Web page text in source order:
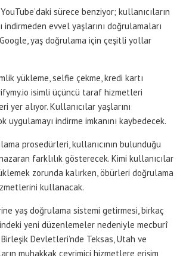
sürece benziyor; kullanıcıların
evvel yaşlarını doğrulamaları
yaş doğrulama için çeşitli yollar
yükleme, selfie çekme, kredi kartı
isimli üçüncü taraf hizmetleri
yer alıyor. Kullanıcılar yaşlarını
uygulamayı indirme imkanını kaybedecek.
prosedürleri, kullanıcının bulunduğu
farklılık gösterecek. Kimi kullanıcılar
zorunda kalırken, öbürleri doğrulama
kullanacak.
yaş doğrulama sistemi getirmesi, birkaç
yeni düzenlemeler nedeniyle mecburî
Devletleri’nde Teksas, Utah ve
muhakkak çevrimiçi hizmetlere erişim